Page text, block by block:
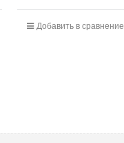
Добавить в сравнение